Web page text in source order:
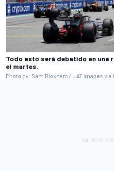
Todo esto será debatido en una
el martes.
Photo by: Sam Bloxham / LAT Images via